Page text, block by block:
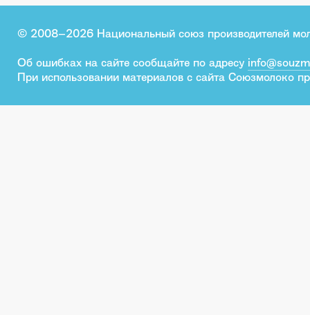
© 2008–2026 Национальный союз производителей
Об ошибках на сайте сообщайте по адресу
При использовании материалов с сайта Союзмолоко